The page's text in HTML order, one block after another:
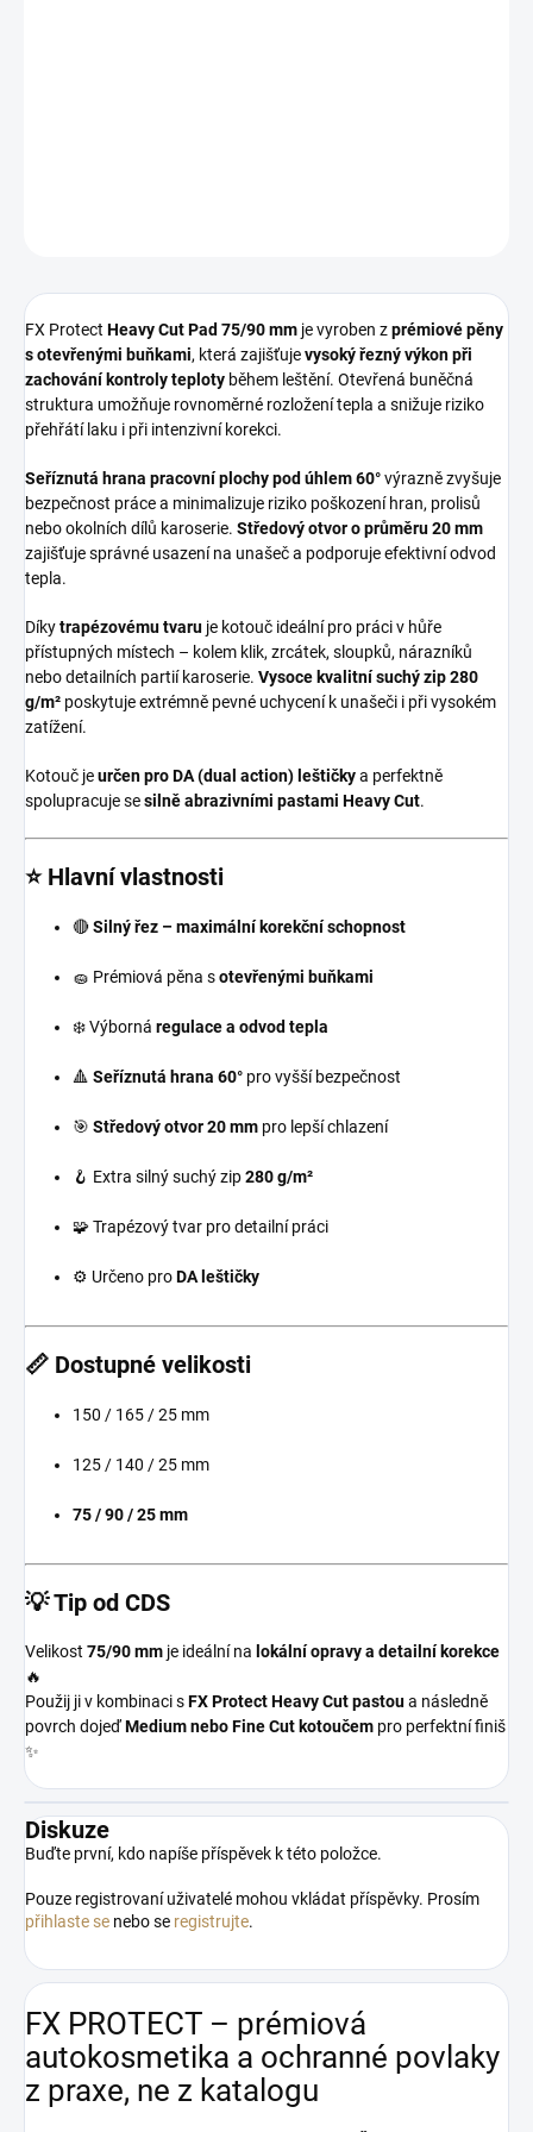
FX Protect Heavy Cut Pad 75/90 mm je vyroben zprémiové pěny
s otevřenými buňkami, která zajišťujevysoký řezný výkon při
zachování kontroly teploty během leštění. Otevřená buněčná
struktura umožňuje rovnoměrné rozložení tepla a snižuje riziko
přehřátí laku i při intenzivní korekci.
Seříznutá hrana pracovní plochy pod úhlem 60°výrazně zvyšuje
bezpečnost práce a minimalizuje riziko poškození hran, prolisů
nebo okolních dílů karoserie. Středový otvor o průměru 20 mm
zajišťuje správné usazení na unašeč a podporuje efektivní odvod
tepla.
Díkytrapézovému tvaru je kotouč ideální pro práci v hůře
přístupných místech – kolem klik, zrcátek, sloupků, nárazníků
nebo detailních partií karoserie. Vysoce kvalitní suchý zip 280
g/m² poskytuje extrémně pevné uchycení k unašeči i při vysokém
zatížení.
Kotouč jeurčen pro DA (dual action) leštičkya perfektně
spolupracuje sesilně abrazivními pastami Heavy Cut.
⭐ Hlavní vlastnosti
🔴Silný řez – maximální korekční schopnost
🧽 Prémiová pěna sotevřenými buňkami
❄️ Výborná regulace a odvod tepla
🔺 Seříznutá hrana 60° pro vyšší bezpečnost
🎯 Středový otvor 20 mm pro lepší chlazení
🪝 Extra silný suchý zip280 g/m²
🧩 Trapézový tvar pro detailní práci
⚙️ Určeno proDA leštičky
📏 Dostupné velikosti
150 / 165 / 25 mm
125 / 140 / 25 mm
75 / 90 / 25 mm
💡 Tip od CDS
Velikost 75/90 mm je ideální na lokální opravy a detailní korekce
🔥
Použij ji v kombinaci sFX Protect Heavy Cut pastoua následně
povrch dojeďMedium nebo Fine Cut kotoučem pro perfektní finiš
✨
Diskuze
Buďte první, kdo napíše příspěvek k této položce.
Pouze registrovaní uživatelé mohou vkládat příspěvky. Prosím
přihlaste se nebo se registrujte.
FX PROTECT – prémiová
autokosmetika a ochranné povlaky
z praxe, ne z katalogu